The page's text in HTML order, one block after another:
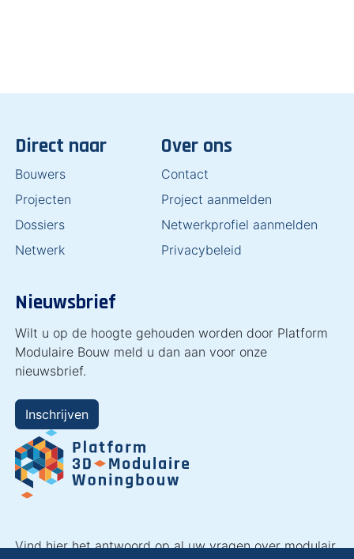
Direct naar
Bouwers
Projecten
Dossiers
Netwerk
Over ons
Contact
Project aanmelden
Netwerkprofiel aanmelden
Privacybeleid
Nieuwsbrief
Wilt u op de hoogte gehouden worden door Platform
Modulaire Bouw meld u dan aan voor onze
nieuwsbrief.
Inschrijven
Vind hier het antwoord op al uw vragen over modulair